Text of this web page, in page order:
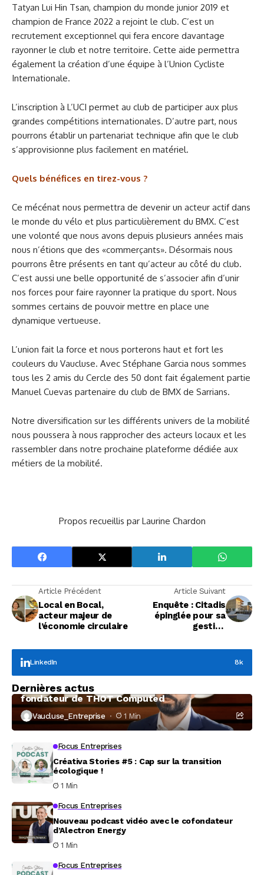
Tatyan Lui Hin Tsan, champion du monde junior 2019 et
champion de France 2022 a rejoint le club. C’est un
recrutement exceptionnel qui fera encore davantage
rayonner le club et notre territoire. Cette aide permettra
également la création d’une équipe à l’Union Cycliste
Internationale.
L’inscription à L’UCI permet au club de participer aux plus
grandes compétitions internationales. D’autre part, nous
pourrons établir un partenariat technique afin que le club
s’approvisionne plus facilement en matériel.
Quels bénéfices en tirez-vous ?
Ce mécénat nous permettra de devenir un acteur actif dans
le monde du vélo et plus particulièrement du BMX. C’est
une volonté que nous avons depuis plusieurs années mais
nous n’étions que des «commerçants». Désormais nous
pourrons être présents en tant qu’acteur au côté du club.
C’est aussi une belle opportunité de s’associer afin d’unir
nos forces pour faire rayonner la pratique du sport. Nous
sommes certains de pouvoir mettre en place une
dynamique vertueuse.
L’union fait la force et nous porterons haut et fort les
couleurs du Vaucluse. Avec Stéphane Garcia nous sommes
tous les 2 amis du Cercle des 50 dont fait également partie
Manuel Cuevas partenaire du club de BMX de Sarrians.
Notre diversification sur les différents univers de la mobilité
nous poussera à nous rapprocher des acteurs locaux et les
rassembler dans notre prochaine plateforme dédiée aux
métiers de la mobilité.
Propos recueillis par Laurine Chardon
Article Précédent
Local en Bocal,
acteur majeur de
l’économie circulaire
Article Suivant
Enquête : Citadis
épinglée pour sa
gestion
LinkedIn 8k
Dernières actus
À la rencontre de Christophe Coeffier, dirigeant
fondateur de THOT Computed
Vaucluse_Entreprise 1 Min
Focus Entreprises
Créativa Stories #5 : Cap sur la transition
écologique !
1 Min
Focus Entreprises
Nouveau podcast vidéo avec le cofondateur
d’Alectron Energy
1 Min
Focus Entreprises